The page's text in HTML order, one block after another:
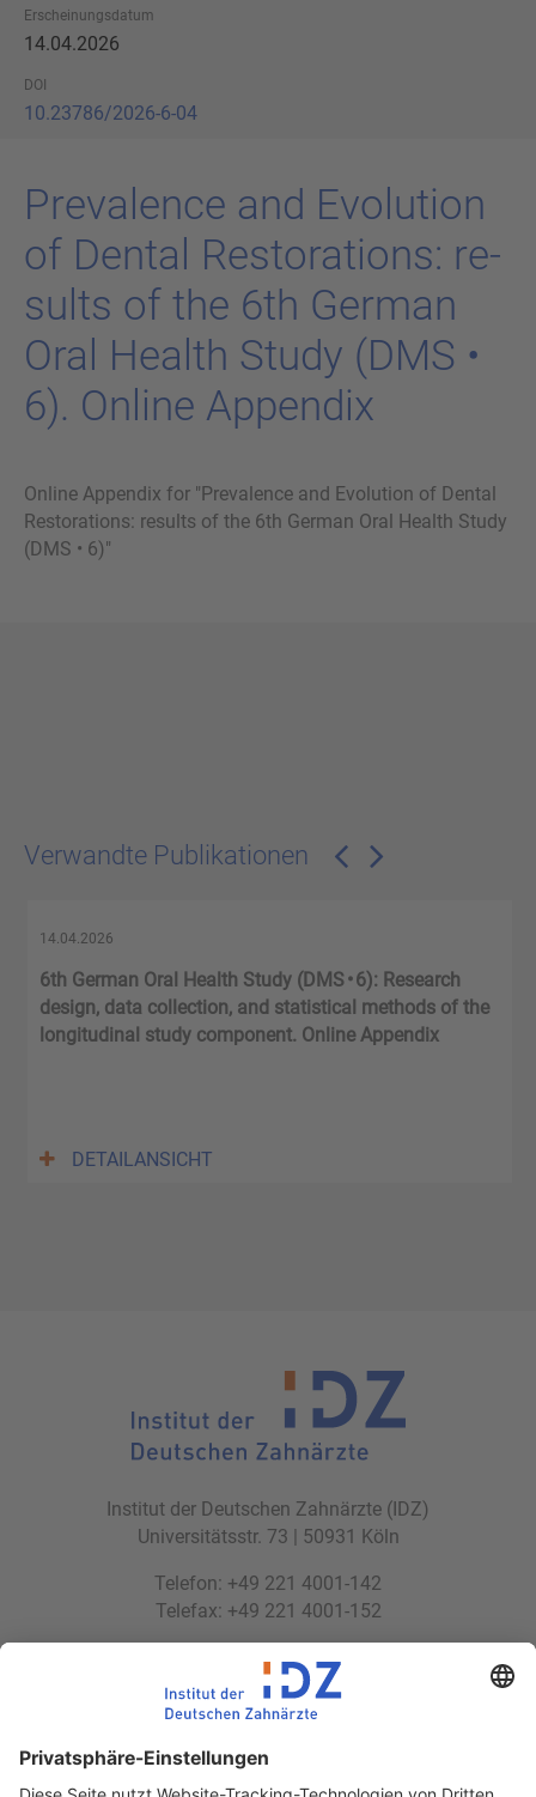
Erscheinungsdatum
14.04.2026
DOI
10.23786/2026-6-04
Pr­e­v­a­lence and Evo­lu­ti­on
of Den­tal Res­to­ra­ti­ons: re­
sults of the 6th Ger­man
Oral Health Study (DMS •
6). On­line Ap­pen­dix
Online Appendix for "Prevalence and Evolution of Dental
Restorations: results of the 6th German Oral Health Study
(DMS • 6)"
Verwandte Publikationen
14.04.2026
6th German Oral Health Study (DMS • 6): Research
design, data collection, and statistical methods of the
longitudinal study component. Online Appendix
DETAILANSICHT
Institut der Deutschen Zahnärzte (IDZ)
Universitätsstr. 73 | 50931 Köln
Telefon: +49 221 4001-142
Telefax: +49 221 4001-152
idz(at)idz.institute
Web: www.idz.institute